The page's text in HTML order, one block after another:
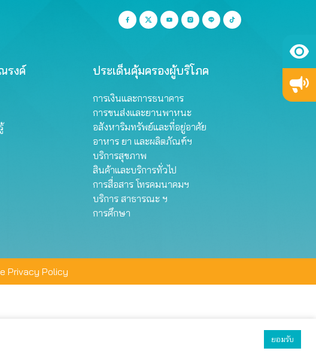
รงค์ ประเด็นคุ้มครองผู้บริโภค
การเงินและการธนาคาร
การขนส่งและยานพาหนะ
อสังหาริมทรัพย์และที่อยู่อาศัย
อาหาร ยา และผลิตภัณฑ์ฯ
บริการสุขภาพ
สินค้าและบริการทั่วไป
การสื่อสาร โทรคมนาคมฯ
บริการ สาธารณะ ฯ
การศึกษา
Privacy Policy
ยอมรับ